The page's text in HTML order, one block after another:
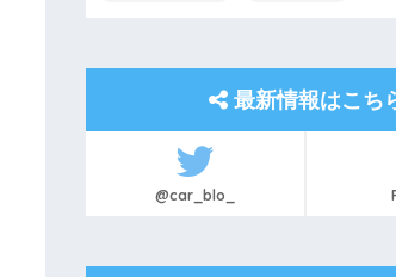
最新情報はこち
@car_blo_